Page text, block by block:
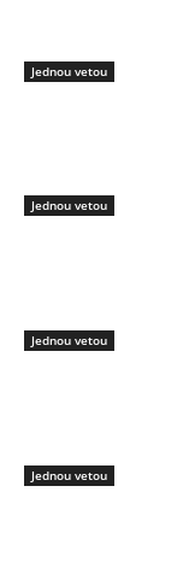
Jednou vetou
Jednou vetou
Jednou vetou
Jednou vetou